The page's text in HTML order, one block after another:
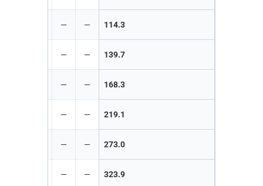
114.3
—
—
139.7
—
—
168.3
—
—
219.1
—
—
273.0
—
—
323.9
—
—